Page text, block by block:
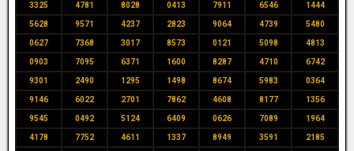
3325 4781 8028 0413 7911 6546 1444
5628 9571 4237 2823 9064 4739 5480
0627 7368 3017 8573 0121 5098 4813
0903 7095 6371 1600 8287 4710 6742
9301 2490 1295 1498 8674 5983 0364
9146 6022 2701 7862 4608 8177 1356
9545 0492 5124 6409 0626 7089 1964
4178 7752 4611 1337 8949 3591 2185